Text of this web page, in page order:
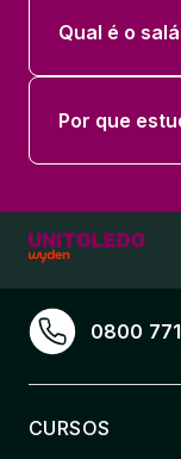
Qual é o
Por que
0800
CURSOS